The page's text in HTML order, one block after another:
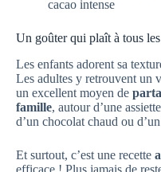
cacao intense
Un goûter qui plaît à tous les
Les enfants adorent sa
Les adultes y retrouvent un
un excellent moyen de
famille, autour d’une
d’un chocolat chaud ou
Et surtout, c’est une recette
efficace ! Plus jamais de